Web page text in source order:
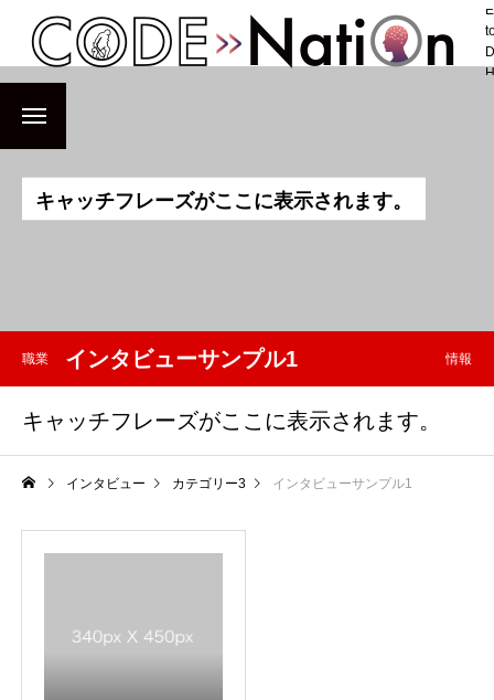
キャ ッチフレーズがこ こ に表示されます。
職業 インタビューサンプル1 情報
キャッチフレーズがここに表示されます。
インタビュー カテゴリー3 インタビューサンプル1